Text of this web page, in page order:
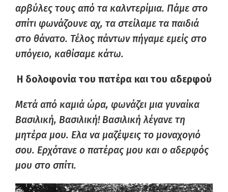
αρβύλες τους από τα καλντερίμια. Πάμε στο
σπίτι φωνάζουνε αχ, τα στείλαμε τα παιδιά
στο θάνατο. Τέλος πάντων πήγαμε εμείς στο
υπόγειο, καθίσαμε κάτω.
Η δολοφονία του πατέρα και του αδερφού
Μετά από καμιά ώρα, φωνάζει μια γυναίκα
Βασιλική, Βασιλική! Βασιλική λέγανε τη
μητέρα μου. Ελα να μαζέψεις το μοναχογιό
σου. Ερχότανε ο πατέρας μου και ο αδερφός
μου στο σπίτι.